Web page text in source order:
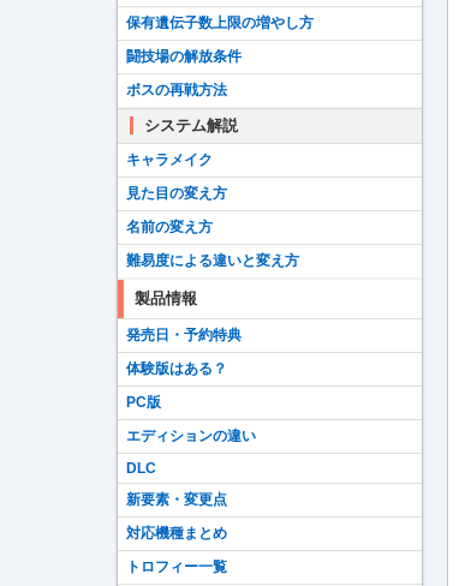
保有遺伝子数上限の増やし方
闘技場の解放条件
ボスの再戦方法
システム解説
キャラメイク
見た目の変え方
名前の変え方
難易度による違いと変え方
製品情報
発売日・予約特典
体験版はある？
PC版
エディションの違い
DLC
新要素・変更点
対応機種まとめ
トロフィー一覧